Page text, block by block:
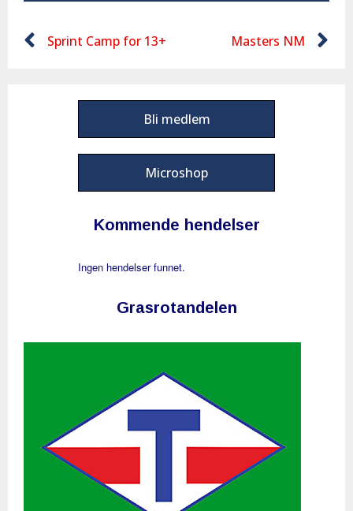
Sprint Camp for 13+ Masters NM
Bli medlem
Microshop
Kommende hendelser
Ingen hendelser funnet.
Grasrotandelen